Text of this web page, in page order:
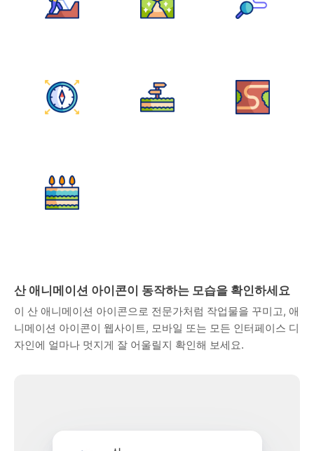
산 애니메이션 아이콘이 동작하는 모습을 확인하세요
이 산 애니메이션 아이콘으로 전문가처럼 작업물을 꾸미고, 애
니메이션 아이콘이 웹사이트, 모바일 또는 모든 인터페이스 디
자인에 얼마나 멋지게 잘 어울릴지 확인해 보세요.